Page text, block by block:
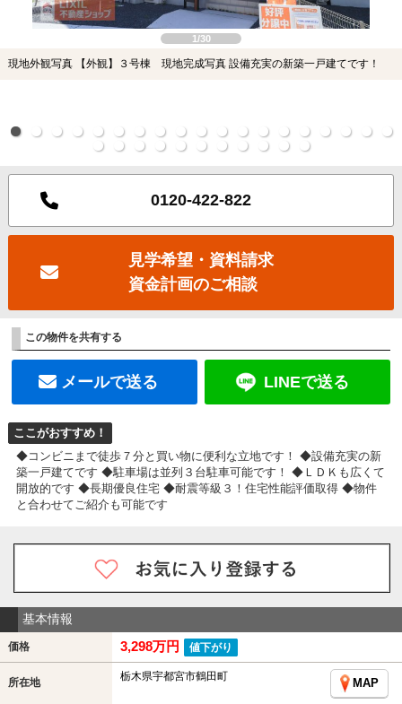
1/30
現地外観写真 【外観】３号棟 現地完成写真 設備充実の新築一戸建てです！
0120-422-822
見学希望・資料請求
資金計画のご相談
この物件を共有する
メールで送る LINEで送る
ここがおすすめ！
◆コンビニまで徒歩７分と買い物に便利な立地です！ ◆設備充実の新
築一戸建てです ◆駐車場は並列３台駐車可能です！ ◆ＬＤＫも広くて
開放的です ◆長期優良住宅 ◆耐震等級３！住宅性能評価取得 ◆物件
と合わせてご紹介も可能です
基本情報
価格 3,298万円 値下がり
所在地 栃木県宇都宮市鶴田町
MAP